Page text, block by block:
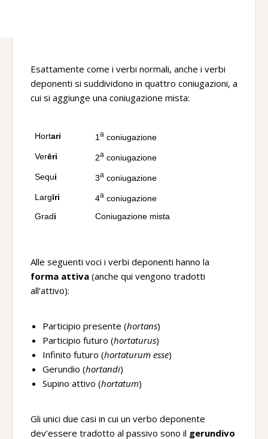
Esattamente come i verbi normali, anche i verbi
deponenti si suddividono in quattro coniugazioni, a
cui si aggiunge una coniugazione mista:
Hortari 1 a coniugazione
Verēri 2a coniugazione
Sequi 3a coniugazione
Largīri 4a coniugazione
Gradi Coniugazione mista
Alle seguenti voci i verbi deponenti hanno la
forma attiva (anche qui vengono tradotti
all’attivo):
Participio presente (hortans)
Participio futuro (hortaturus)
Infinito futuro (hortaturum esse)
Gerundio (hortandi)
Supino attivo (hortatum)
Gli unici due casi in cui un verbo deponente
dev’essere tradotto al passivo sono il gerundivo